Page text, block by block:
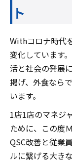
ト
Withコロナ時代
変化しています
活と社会の発展
掲げ、外食なら
います。
1店1店のマネジ
ために、この度
QSC改善と従業
ルに繋げる大き